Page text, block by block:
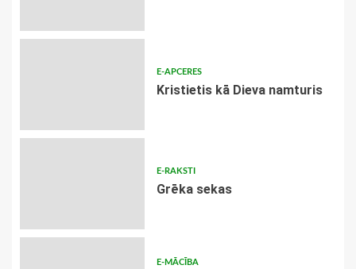
E-APCERES
Kristietis kā Dieva namturis
E-RAKSTI
Grēka sekas
E-MĀCĪBA